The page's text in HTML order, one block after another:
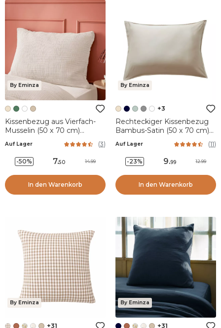
By Eminza
Kissenbezug aus Vierfach-
Musselin (50 x 70 cm)
Auf Lager (3)
-50% 7.50 14.99
In den Warenkorb
By Eminza
+3
Rechteckiger Kissenbezug
Bambus-Satin (50 x 70 cm)
Auf Lager (11)
-23% 9.99 12.99
In den Warenkorb
By Eminza
+31
By Eminza
+31